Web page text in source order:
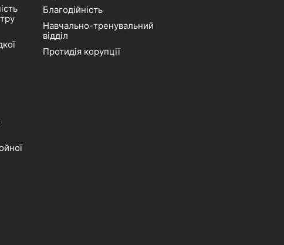
Благодійність
Навчально-тренувальний
відділ
Протидія корупції